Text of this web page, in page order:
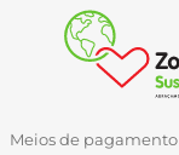
Meios de pagamento